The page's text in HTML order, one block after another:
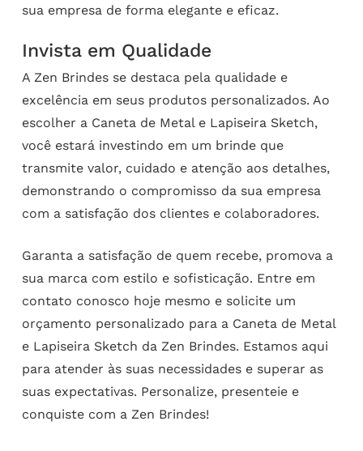
sua empresa de forma elegante e eficaz.
Invista em Qualidade
A Zen Brindes se destaca pela qualidade e
excelência em seus produtos personalizados. Ao
escolher a Caneta de Metal e Lapiseira Sketch,
você estará investindo em um brinde que
transmite valor, cuidado e atenção aos detalhes,
demonstrando o compromisso da sua empresa
com a satisfação dos clientes e colaboradores.
Garanta a satisfação de quem recebe, promova a
sua marca com estilo e sofisticação. Entre em
contato conosco hoje mesmo e solicite um
orçamento personalizado para a Caneta de Metal
e Lapiseira Sketch da Zen Brindes. Estamos aqui
para atender às suas necessidades e superar as
suas expectativas. Personalize, presenteie e
conquiste com a Zen Brindes!